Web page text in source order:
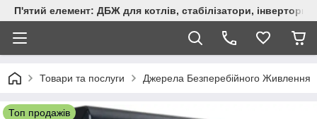
П'ятий елемент: ДБЖ для котлів, стабілізатори, інвертори,
Товари та послуги Джерела Безперебійного Живлення
Топ продажів